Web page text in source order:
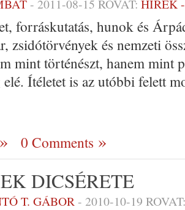
- 2011-08-15 ROVAT: HÍREK
forráskutatás, hunok és
zsidótörvények és nemzeti
mint történészt, hanem mint
Ítéletet is az utóbbi felett
0 Comments
DICSÉRETE
T. GÁBOR- 2010-10-19